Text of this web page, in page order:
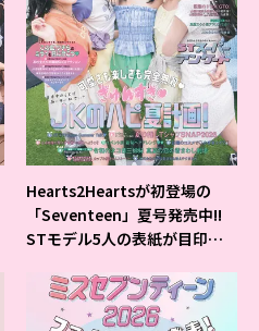
Hearts2Heartsが初登場の
「Seventeen」夏号発売中!!
STモデル5人の表紙が目印だ